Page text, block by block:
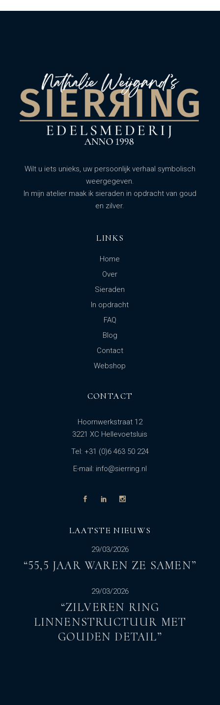
Wilt u iets unieks, uw persoonlijk verhaal symbolisch
weergegeven.
In mijn atelier maak ik sieraden in opdracht van goud
en zilver.
LINKS
Home
Over
Sieraden
In opdracht
FAQ
Blog
Contact
Webshop
CONTACT
Hoornwerkstraat 12
3221 XC Hellevoetsluis
Tel: +31 (0)6 463 50 224
E-mail: info@sierring.nl
LAATSTE NIEUWS
29/03/2026
“55,5 JAAR WAREN ZE SAMEN”
29/03/2026
“ZILVEREN RING
LINNENSTRUCTUUR MET
GOUDEN DETAIL”